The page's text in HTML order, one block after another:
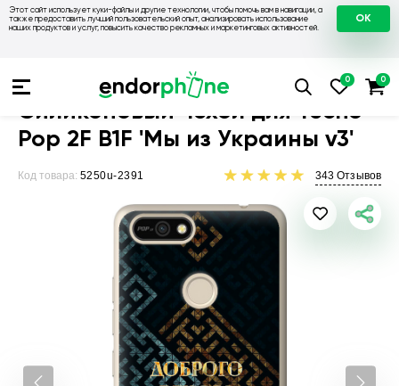
Этот сайт использует куки-файлы и другие технологии, чтобы помочь вам в навигации, а
также предоставить лучший пользовательский опыт, анализировать использование
наших продуктов и услуг, повысить качество рекламных и маркетинговых активностей.
OK
Чехлы на Tecno Чехол для Tecno
Силиконовый чехол для Tecno
Pop 2F B1F 'Мы из Украины v3'
Код товара: 5250u-2391 343 Отзывов